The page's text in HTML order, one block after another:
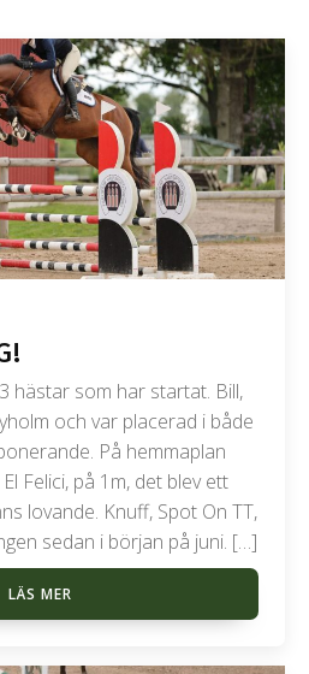
hästar som har startat. Bill,
och var placerad i både
På hemmaplan
Felici, på 1m, det blev ett
lovande. Knuff, Spot On TT,
sedan i början på juni. […]
LÄS MER